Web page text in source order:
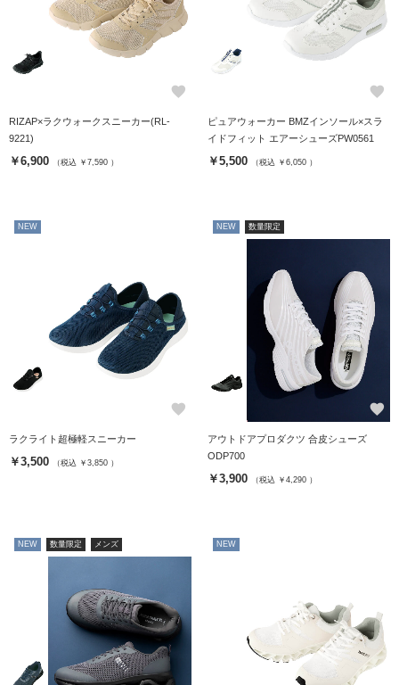
favorite
RIZAP×ラクウォークスニーカー(RL-
9221)
￥6,900 （税込 ￥7,590 ）
favorite
ピュアウォーカー BMZインソール×スラ
イドフィット エアーシューズPW0561
￥5,500 （税込 ￥6,050 ）
NEW
favorite
ラクライト超極軽スニーカー
￥3,500 （税込 ￥3,850 ）
NEW 数量限定
favorite
アウトドアプロダクツ 合皮シューズ
ODP700
￥3,900 （税込 ￥4,290 ）
NEW 数量限定 メンズ NEW